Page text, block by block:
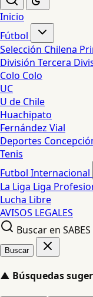
Inicio
Fútbol
Selección Chilena
División Tercera
Colo Colo
UC
U de Chile
Huachipato
Fernández Vial
Deportes
Tenis
Futbol Internacional
La Liga Liga
Lucha Libre
AVISOS LEGALES
Buscar en
Buscar
▲ Búsquedas